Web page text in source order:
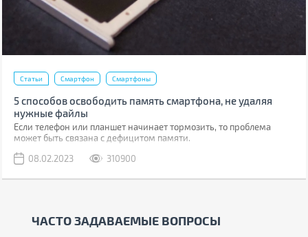
Статьи Смартфон Смартфоны
5 способов освободить память смартфона, не удаляя
нужные файлы
Если телефон или планшет начинает тормозить, то проблема
может быть связана с дефицитом памяти.
08.02.2023
310900
ЧАСТО ЗАДАВАЕМЫЕ ВОПРОСЫ